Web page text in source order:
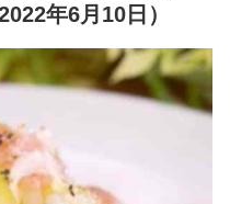
年6月10日）